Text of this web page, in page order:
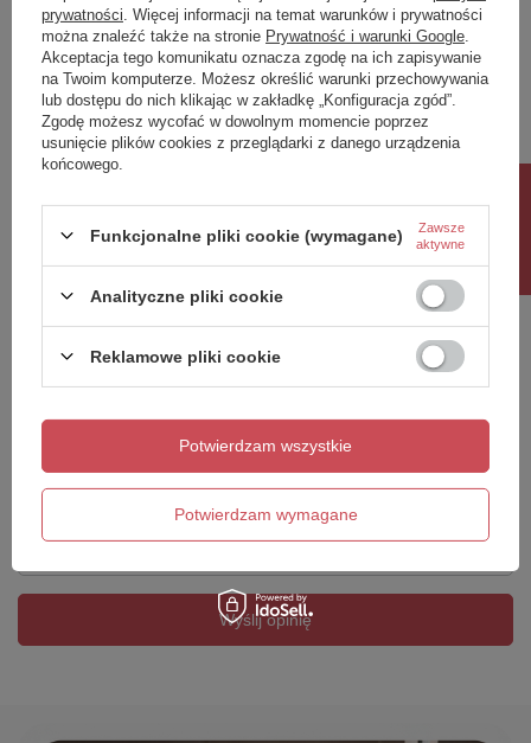
Napisz swoją opinię
Twoja ocena:
5/5
Dodaj własne zdjęcie produktu:
Twoje imię
Wyślij opinię
prywatności . Więcej informacji na temat warunków i prywatności
można znaleźć także na stronie Prywatność i warunki Google
Akceptacja tego komunikatu oznacza zgodę na ich zapisywanie
na Twoim komputerze. Możesz określić warunki przechowywania
lub dostępu do nich klikając w zakładkę „Konfiguracja zgód”.
Zgodę możesz wycofać w dowolnym momencie poprzez
usunięcie plików cookies z przeglądarki z danego urządzenia
końcowego.
Funkcjonalne pliki cookie (wymagane)
Zawsze
aktywne
Analityczne pliki cookie
Reklamowe pliki cookie
Potwierdzam wymagane
Potwierdzam wszystkie